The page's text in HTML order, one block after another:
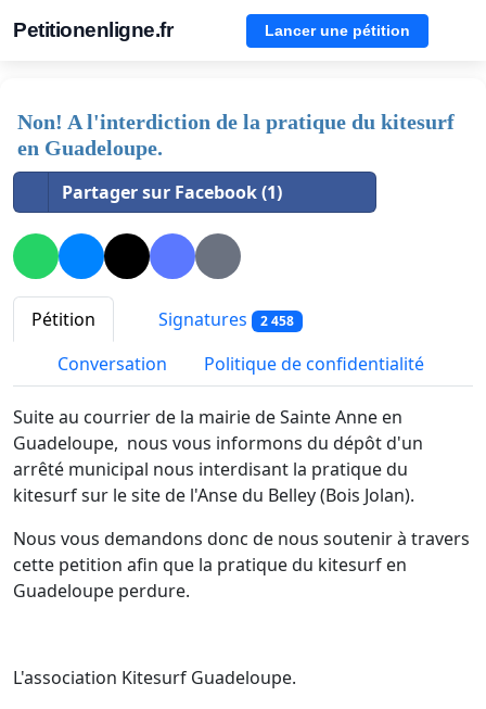
Petitionenligne.fr Lancer une pétition
Non! A l'interdiction de la pratique du kitesurf
en Guadeloupe.
Partager sur Facebook (1)
Pétition Signatures 2 458
Conversation Politique de confidentialité
Suite au courrier de la mairie de Sainte Anne en
Guadeloupe, nous vous informons du dépôt d'un
arrêté municipal nous interdisant la pratique du
kitesurf sur le site de l'Anse du Belley (Bois Jolan).
Nous vous demandons donc de nous soutenir à travers
cette petition afin que la pratique du kitesurf en
Guadeloupe perdure.
L'association Kitesurf Guadeloupe.